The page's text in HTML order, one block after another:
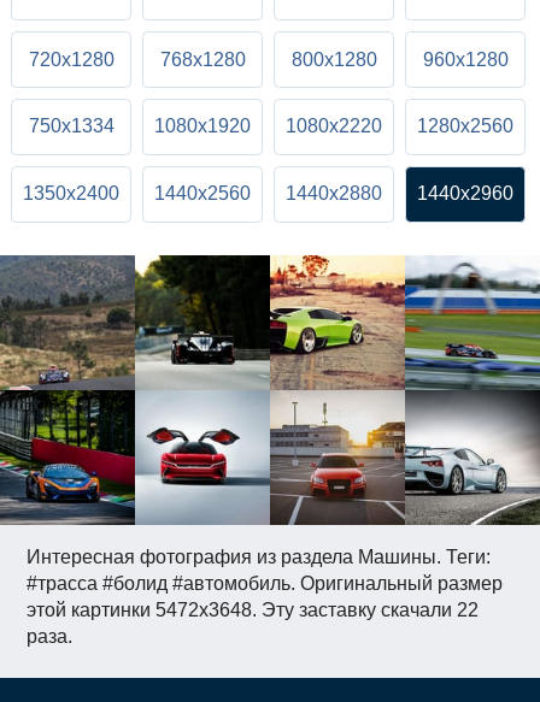
Интересная фотография из раздела Машины. Теги:
#трасса #болид #автомобиль. Оригинальный размер
этой картинки 5472x3648. Эту заставку скачали 22
раза.
720x1280 768x1280 800x1280 960x1280
750x1334 1080x1920 1080x2220 1280x2560
1350x2400 1440x2560 1440x2880 1440x2960